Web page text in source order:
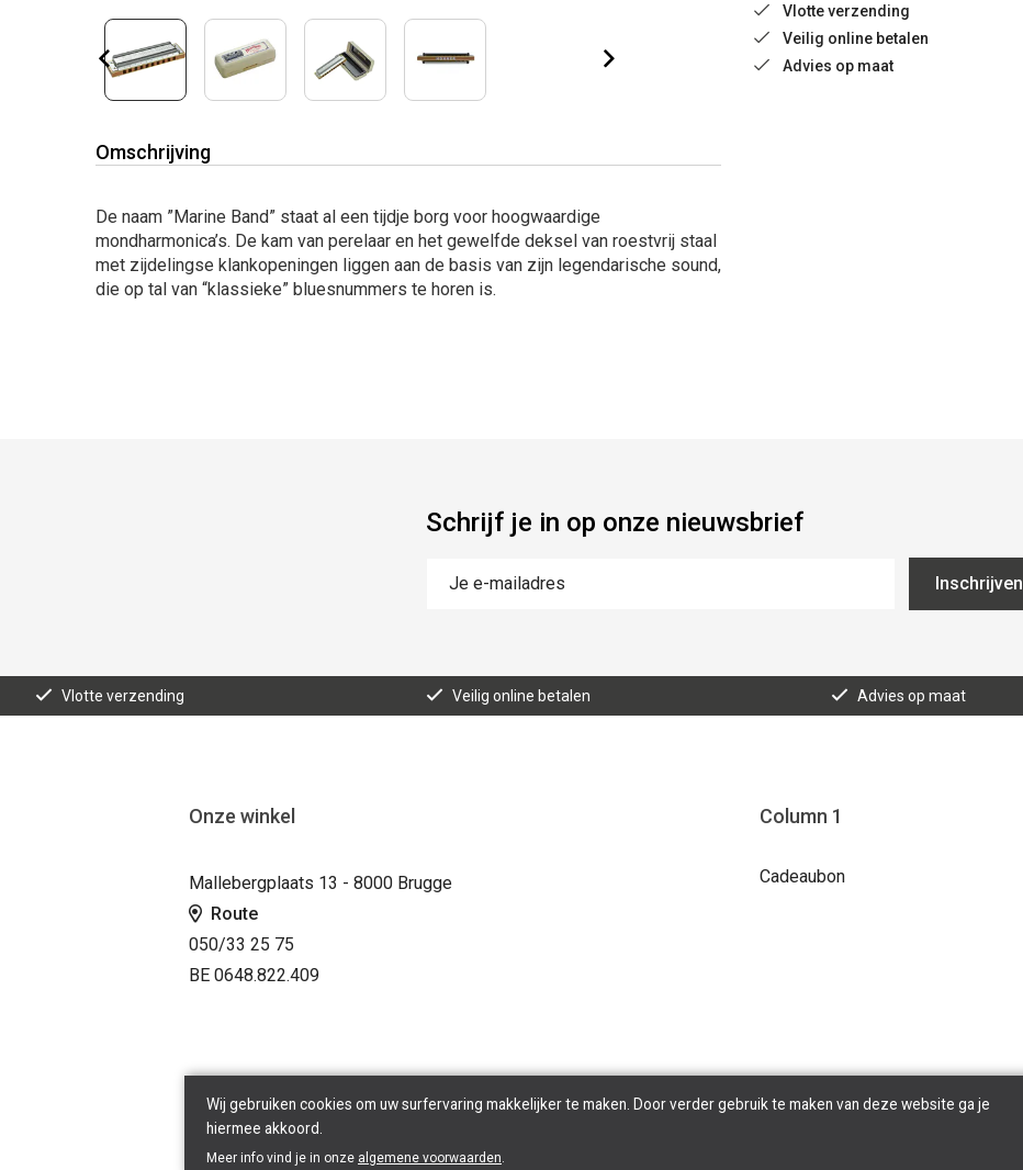
Vlotte verzending
Veilig online betalen
Advies op maat
Omschrijving
De naam ”Marine Band” staat al een tijdje borg voor hoogwaardige
mondharmonica’s. De kam van perelaar en het gewelfde deksel van roestvrij staal
met zijdelingse klankopeningen liggen aan de basis van zijn legendarische sound,
die op tal van “klassieke” bluesnummers te horen is.
Schrijf je in op onze nieuwsbrief
Inschrijven
Vlotte verzending Veilig online betalen Advies op maat
Onze winkel
Mallebergplaats 13 - 8000 Brugge
Route
050/33 25 75
BE 0648.822.409
Column 1
Cadeaubon
Wij gebruiken cookies om uw surfervaring makkelijker te maken. Door verder gebruik te maken van deze website ga je
hiermee akkoord.
Meer info vind je in onze algemene voorwaarden.